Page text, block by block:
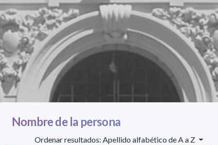
Nombre de la persona
Ordenar resultados: Apellido alfabético de A a Z